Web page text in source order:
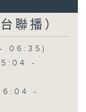
聯播）
06:35)
-
-